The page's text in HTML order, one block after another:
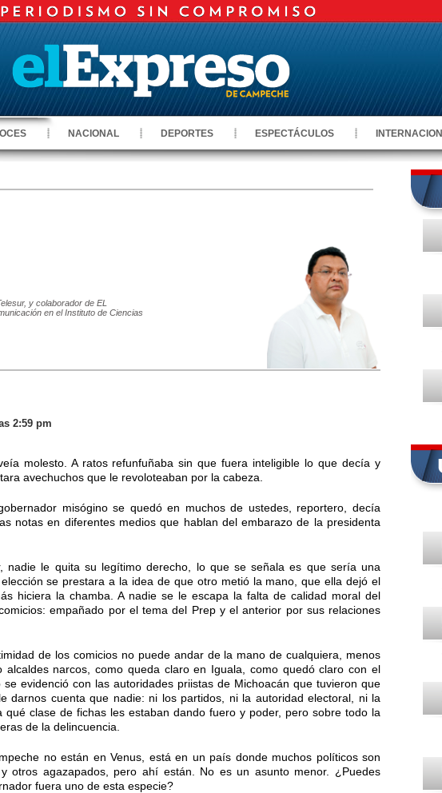
NACIONAL DEPORTES ESPECTÁCULOS
y colaborador de EL
en el Instituto de Ciencias
2:59 pm
molesto. A ratos refunfuñaba sin que fuera inteligible lo que decía y
avechuchos que le revoloteaban por la cabeza.
misógino se quedó en muchos de ustedes, reportero, decía
notas en diferentes medios que hablan del embarazo de la presidenta
nadie le quita su legítimo derecho, lo que se señala es que sería una
se prestara a la idea de que otro metió la mano, que ella dejó el
hiciera la chamba. A nadie se le escapa la falta de calidad moral del
empañado por el tema del Prep y el anterior por sus relaciones
de los comicios no puede andar de la mano de cualquiera, menos
narcos, como queda claro en Iguala, como quedó claro con el
evidenció con las autoridades priistas de Michoacán que tuvieron que
darnos cuenta que nadie: ni los partidos, ni la autoridad electoral, ni la
qué clase de fichas les estaban dando fuero y poder, pero sobre todo la
de la delincuencia.
no están en Venus, está en un país donde muchos políticos son
otros agazapados, pero ahí están. No es un asunto menor. ¿Puedes
fuera uno de esta especie?